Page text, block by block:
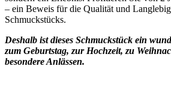
– ein Beweis für die Qualität und
Schmuckstücks.
Deshalb ist dieses Schmuckstück ein
zum Geburtstag, zur Hochzeit, zu
besondere Anlässen.